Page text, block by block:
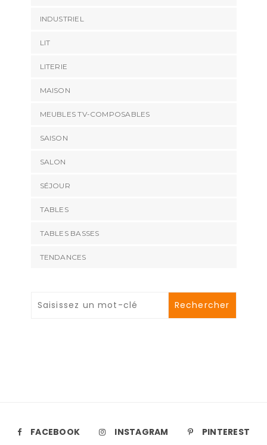
INDUSTRIEL
LIT
LITERIE
MAISON
MEUBLES TV-COMPOSABLES
SAISON
SALON
SÉJOUR
TABLES
TABLES BASSES
TENDANCES
FACEBOOK INSTAGRAM PINTEREST